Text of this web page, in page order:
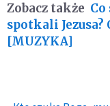
Zobacz także
spotkali
[MUZYKA]